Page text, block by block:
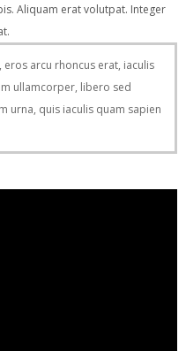
Aliquam erat volutpat. Integer
arcu rhoncus erat, iaculis
ullamcorper, libero sed
urna, quis iaculis quam sapien